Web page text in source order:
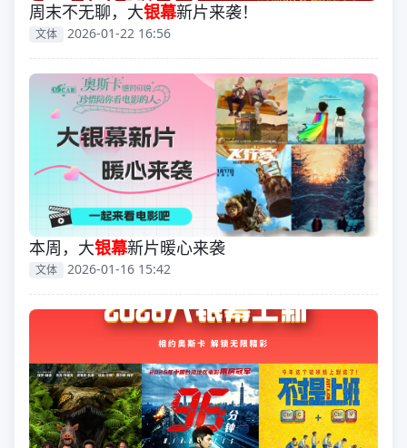
周末不无聊，大银幕新片来袭！
文体 2026-01-22 16:56
本周，大银幕新片暖心来袭
文体 2026-01-16 15:42